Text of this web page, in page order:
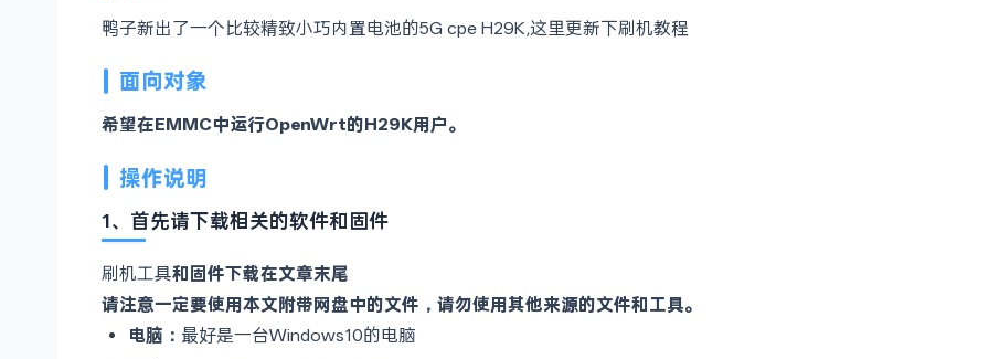
鸭子新出了一个比较精致小巧内置电池的5G cpe H29K,这里更新下刷机教程
面向对象
希望在EMMC中运行OpenWrt的H29K用户。
操作说明
1、首先请下载相关的软件和固件
刷机工具和固件下载在文章末尾
请注意一定要使用本文附带网盘中的文件，请勿使用其他来源的文件和工具。
电脑： 最好是一台Windows10的电脑